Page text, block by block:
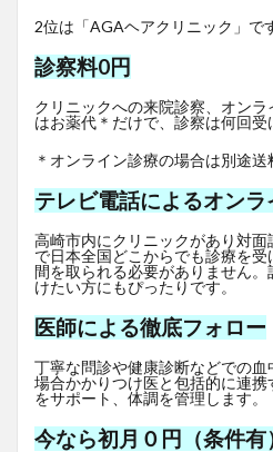
2位は「AGAヘアクリニック」で
診察料0円
クリニックへの来院診察、オン
はお薬代＊だけで、診察は何回受
＊オンライン診療の場合は別途送
テレビ電話によるオン
高崎市内にクリニックがあり対
で日本全国どこからでも診療を
間を取られる必要がありません
けたい方にもぴったりです。
医師による徹底フォロー
丁寧な問診や健康診断などでの
場合かかりつけ医と包括的に連
をサポート、体調を管理します。
今なら初月０円（条件